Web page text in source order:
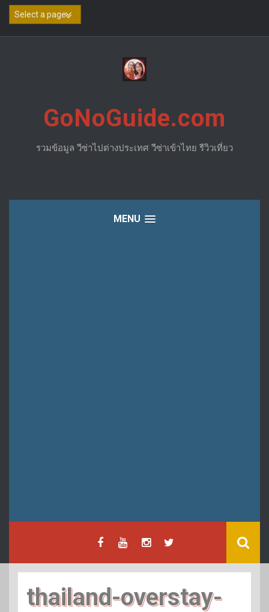
Skip
GoNoGuide.com
รวมข้อมูล วีซ่าไปต่างประเทศ วีซ่าเข้าไทย รีวิวเที่ยว
MENU
thailand-overstay-